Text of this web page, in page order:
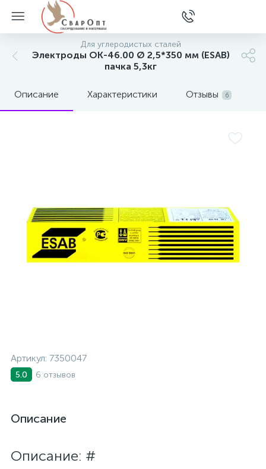
Для углеродистых сталей
Электроды ОК-46.00 Ø 2,5*350 мм (ESAB)
пачка 5,3кг
Описание Характеристики Отзывы 6
Артикул: 7350047
5.0 6 отзывов
Описание
Описание: #